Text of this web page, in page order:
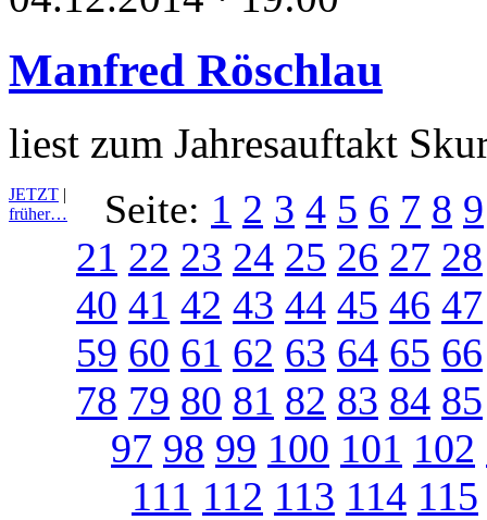
Manfred Röschlau
liest zum Jahresauftakt
JETZT |
früher…
Seite: 1 2 3 4 5 6 7 8 9
21 22 23 24 25 26 27 28
40 41 42 43 44 45 46 47
59 60 61 62 63 64 65 66
78 79 80 81 82 83 84 85
97 98 99 100 101 102
111 112 113 114 115